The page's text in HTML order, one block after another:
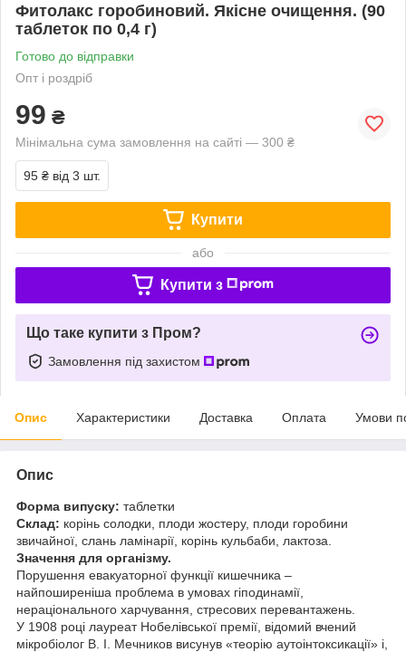
Фитолакс горобиновий. Якісне очищення. (90
таблеток по 0,4 г)
Готово до відправки
Опт і роздріб
99 ₴
Мінімальна сума замовлення на сайті — 300 ₴
95 ₴ від 3 шт.
Купити
або
Купити з
Що таке купити з Пром?
Замовлення під захистом
Опис Характеристики Доставка Оплата Умови
Опис
Форма випуску: таблетки
Склад: корінь солодки, плоди жостеру, плоди горобини
звичайної, слань ламінарії, корінь кульбаби, лактоза.
Значення для організму.
Порушення евакуаторної функції кишечника –
найпоширеніша проблема в умовах гіподинамії,
нераціонального харчування, стресових перевантажень.
У 1908 році лауреат Нобелівської премії, відомий вчений
мікробіолог В. І. Мечников висунув «теорію аутоінтоксикації» і,